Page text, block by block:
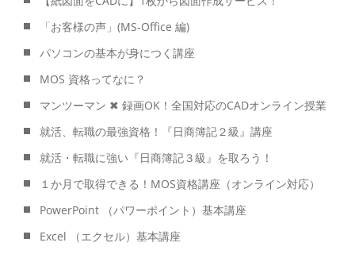
「お客様の声」(MS-Office 編)
パソコンの基本が身につく講座
MOS 資格ってなに？
マンツーマン ✖ 録画OK！全国対応のCADオンライン授業
就活、転職の最強資格！『日商簿記２級』講座
就活・転職に強い『日商簿記３級』を取ろう！
１か月で取得できる！MOS資格講座（オンライン対応）
PowerPoint （パワーポイント）基本講座
Excel （エクセル）基本講座